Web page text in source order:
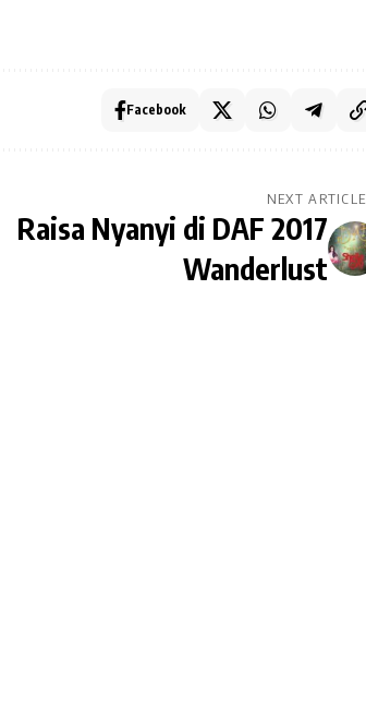
Facebook
NEXT ARTICLE
Raisa Nyanyi di DAF 2017
Wanderlust